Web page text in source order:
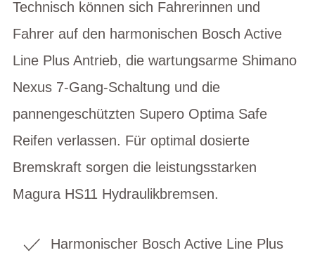
Technisch können sich Fahrerinnen und
Fahrer auf den harmonischen Bosch Active
Line Plus Antrieb, die wartungsarme Shimano
Nexus 7-Gang-Schaltung und die
pannengeschützten Supero Optima Safe
Reifen verlassen. Für optimal dosierte
Bremskraft sorgen die leistungsstarken
Magura HS11 Hydraulikbremsen.
Harmonischer Bosch Active Line Plus